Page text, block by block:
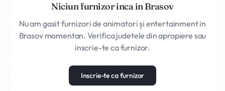
Niciun furnizor inca in Brasov
Nu am gasit furnizori de animatori și entertainment in
Brasov momentan. Verifica judetele din apropiere sau
inscrie-te ca furnizor.
Inscrie-te ca furnizor